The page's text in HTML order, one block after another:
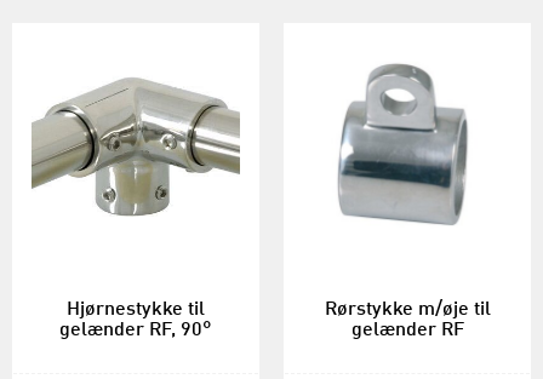
Hjørnestykke til
gelænder RF, 90°
Rørstykke m/øje til
gelænder RF